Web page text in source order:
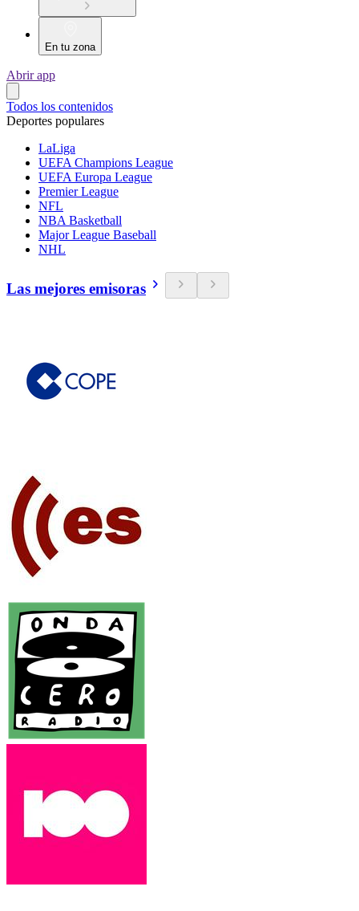
En tu zona
Abrir app
Todos los contenidos
Deportes populares
LaLiga
UEFA Champions League
UEFA Europa League
Premier League
NFL
NBA Basketball
Major League Baseball
NHL
Las mejores emisoras